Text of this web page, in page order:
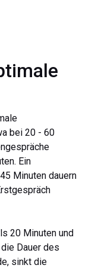
bei 20 - 60
Ein
Minuten dauern
20 Minuten und
Dauer des
sinkt die